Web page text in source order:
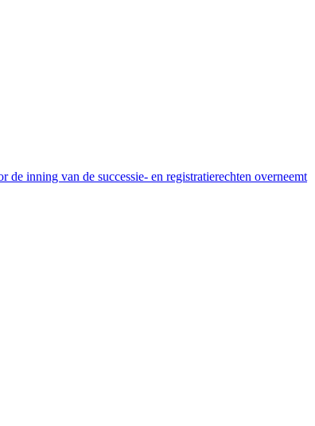
de inning van de successie- en registratierechten overneemt